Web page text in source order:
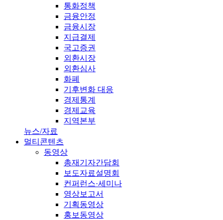
통화정책
금융안정
금융시장
지급결제
국고증권
외환시장
외환심사
화폐
기후변화 대응
경제통계
경제교육
지역본부
뉴스/자료
멀티콘텐츠
동영상
총재기자간담회
보도자료설명회
컨퍼런스·세미나
영상보고서
기획동영상
홍보동영상